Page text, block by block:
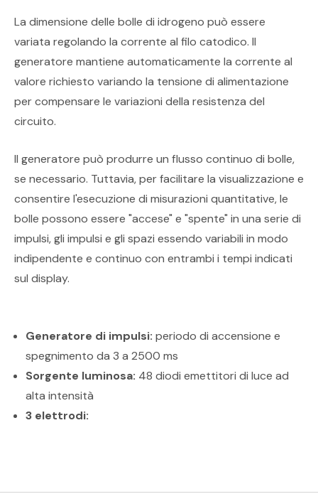
La dimensione delle bolle di idrogeno può essere
variata regolando la corrente al filo catodico. Il
generatore mantiene automaticamente la corrente al
valore richiesto variando la tensione di alimentazione
per compensare le variazioni della resistenza del
circuito.
Il generatore può produrre un flusso continuo di bolle,
se necessario. Tuttavia, per facilitare la visualizzazione e
consentire l'esecuzione di misurazioni quantitative, le
bolle possono essere "accese" e "spente" in una serie di
impulsi, gli impulsi e gli spazi essendo variabili in modo
indipendente e continuo con entrambi i tempi indicati
sul display.
Generatore di impulsi: periodo di accensione e
spegnimento da 3 a 2500 ms
Sorgente luminosa: 48 diodi emettitori di luce ad
alta intensità
3 elettrodi: